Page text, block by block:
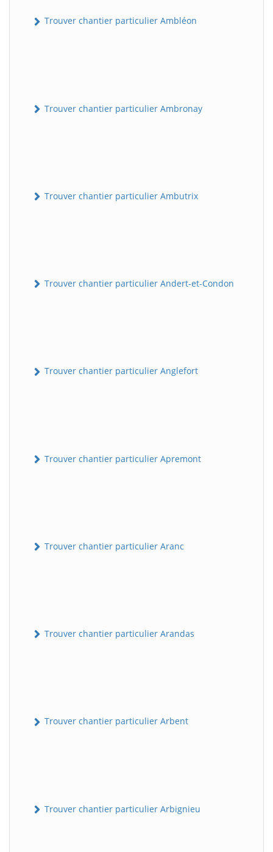
Trouver chantier particulier Ambléon
Trouver chantier particulier Ambronay
Trouver chantier particulier Ambutrix
Trouver chantier particulier Andert-et-Condon
Trouver chantier particulier Anglefort
Trouver chantier particulier Apremont
Trouver chantier particulier Aranc
Trouver chantier particulier Arandas
Trouver chantier particulier Arbent
Trouver chantier particulier Arbignieu